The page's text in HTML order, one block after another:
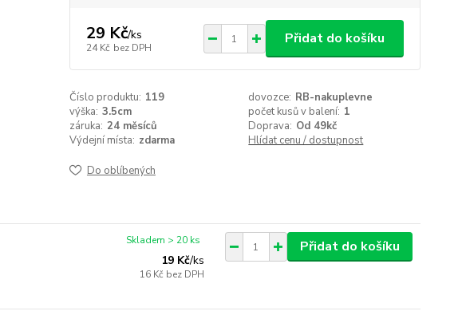
29 Kč/ks
24 Kč bez DPH
Přidat do košíku
Číslo produktu: 119 dovozce: RB-nakuplevne
výška: 3.5cm počet kusů v balení: 1
záruka: 24 měsíců Doprava: Od 49kč
Výdejní místa: zdarma Hlídat cenu / dostupnost
Do oblíbených
19 Kč/ks
16 Kč bez DPH
Skladem > 20 ks Přidat do košíku